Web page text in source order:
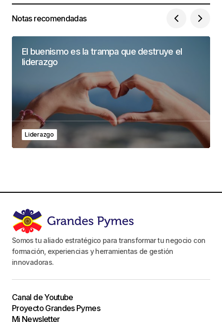
Notas recomendadas
El buenismo es la trampa que destruye el
liderazgo
Liderazgo
Somos tu aliado estratégico para transformar tu negocio con
formación, experiencias y herramientas de gestión
innovadoras.
Canal de Youtube
Proyecto Grandes Pymes
Mi Newsletter